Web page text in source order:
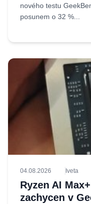
nového testu
posunem o 32 %...
04.08.2026 Iveta
Ryzen AI
zachycen v